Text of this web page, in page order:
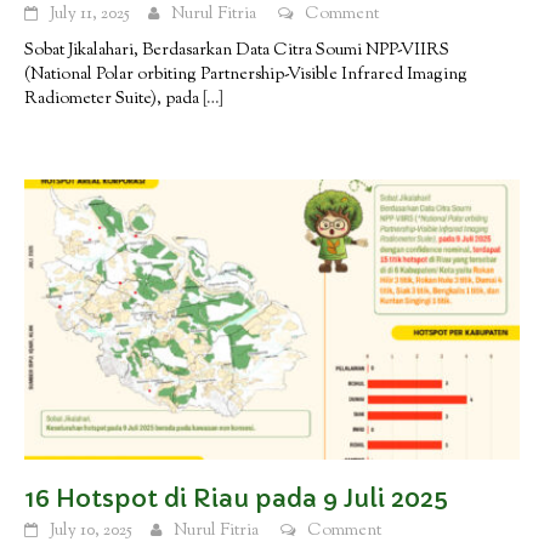
July 11, 2025 Nurul Fitria
Comment
Sobat Jikalahari, Berdasarkan Data Citra Soumi NPP-VIIRS
(National Polar orbiting Partnership-Visible Infrared Imaging
Radiometer Suite), pada […]
16 Hotspot di Riau pada 9 Juli 2025
July 10, 2025 Nurul Fitria
Comment